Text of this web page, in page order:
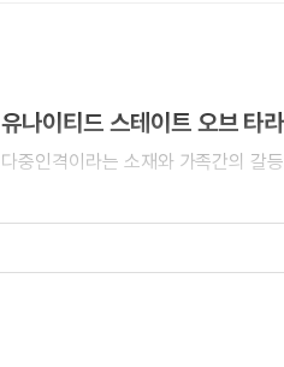
유나이티드 스테이트 오브 타
다중인격이라는 소재와 가족간의 갈